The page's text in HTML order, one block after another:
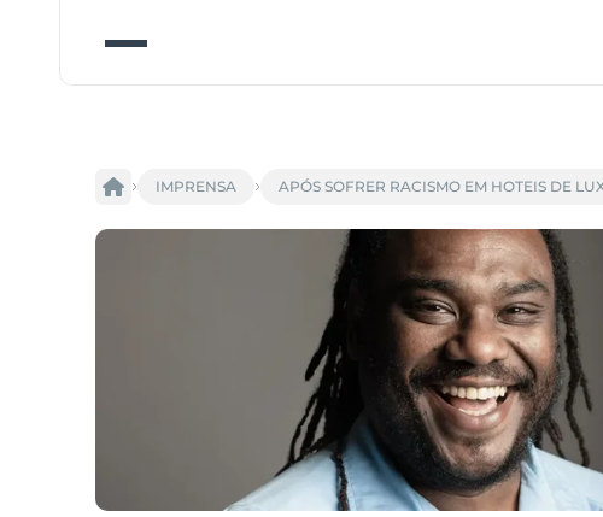
IMPRENSA APÓS SOFRER RACISMO EM HOTEIS DE